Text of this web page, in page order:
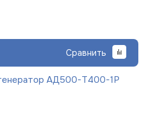
Сравнить
АД500-Т400-1Р